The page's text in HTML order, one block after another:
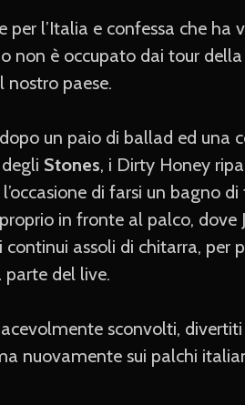
l’Italia e confessa che ha
non è occupato dai tour
nostro paese.
un paio di ballad ed una
degli Stones, i Dirty Honey
di farsi un bagno
in fronte al palco, dove
assoli di chitarra, per
parte del live.
sconvolti,
nuovamente sui palchi